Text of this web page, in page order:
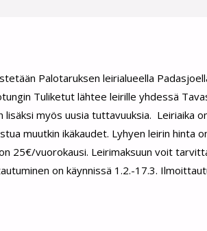
Palotaruksen leirialueella
Tuliketut lähtee leirille yhdessä
myös uusia tuttavuuksia. Leiriaika
muutkin ikäkaudet. Lyhyen leirin hinta
25€/vuorokausi. Leirimaksuun voit
on käynnissä 1.2.-17.3.